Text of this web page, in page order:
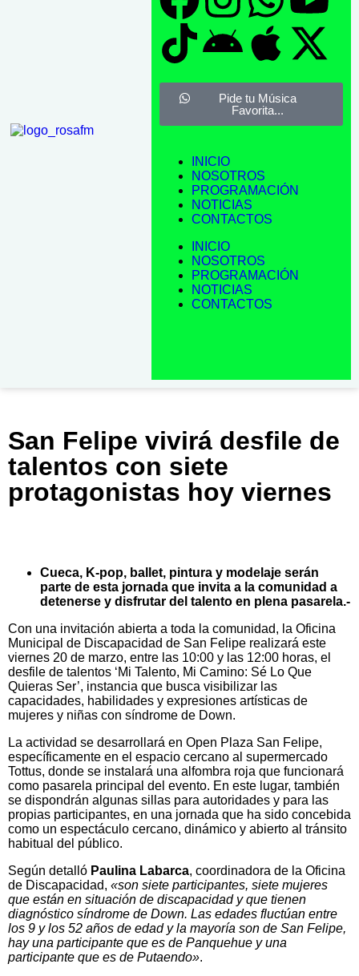
Pide tu Música
Favorita...
INICIO
NOSOTROS
PROGRAMACIÓN
NOTICIAS
CONTACTOS
INICIO
NOSOTROS
PROGRAMACIÓN
NOTICIAS
CONTACTOS
San Felipe vivirá desfile de
talentos con siete
protagonistas hoy viernes
Cueca, K-pop, ballet, pintura y modelaje serán
parte de esta jornada que invita a la comunidad a
detenerse y disfrutar del talento en plena pasarela.-
Con una invitación abierta a toda la comunidad, la Oficina
Municipal de Discapacidad de San Felipe realizará este
viernes 20 de marzo, entre las 10:00 y las 12:00 horas, el
desfile de talentos ‘Mi Talento, Mi Camino: Sé Lo Que
Quieras Ser’, instancia que busca visibilizar las
capacidades, habilidades y expresiones artísticas de
mujeres y niñas con síndrome de Down.
La actividad se desarrollará en Open Plaza San Felipe,
específicamente en el espacio cercano al supermercado
Tottus, donde se instalará una alfombra roja que funcionará
como pasarela principal del evento. En este lugar, también
se dispondrán algunas sillas para autoridades y para las
propias participantes, en una jornada que ha sido concebida
como un espectáculo cercano, dinámico y abierto al tránsito
habitual del público.
Según detalló Paulina Labarca, coordinadora de la Oficina
de Discapacidad, «son siete participantes, siete mujeres
que están en situación de discapacidad y que tienen
diagnóstico síndrome de Down. Las edades fluctúan entre
los 9 y los 52 años de edad y la mayoría son de San Felipe,
hay una participante que es de Panquehue y una
participante que es de Putaendo».